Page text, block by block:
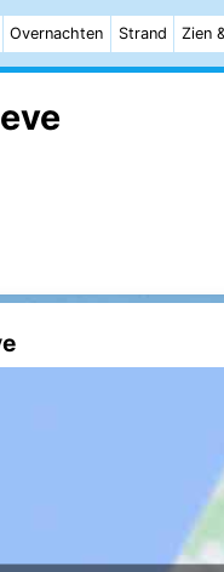
Overnachten Strand Zien